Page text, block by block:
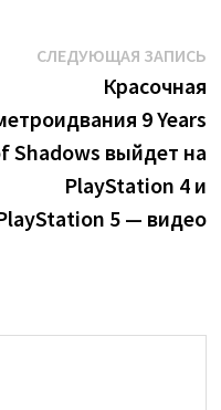
СЛЕДУЮЩАЯ ЗАПИСЬ
Красочная
9 Years
Shadows выйдет на
PlayStation 4 и
5 — видео